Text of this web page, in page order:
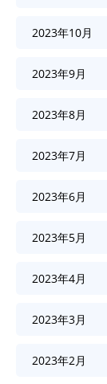
2023年10月
2023年9月
2023年8月
2023年7月
2023年6月
2023年5月
2023年4月
2023年3月
2023年2月